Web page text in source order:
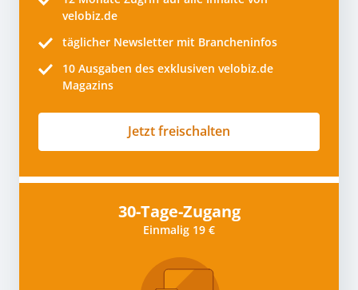
velobiz.de
täglicher Newsletter mit Brancheninfos
10 Ausgaben des exklusiven velobiz.de
Magazins
Jetzt freischalten
30-Tage-Zugang
Einmalig 19 €